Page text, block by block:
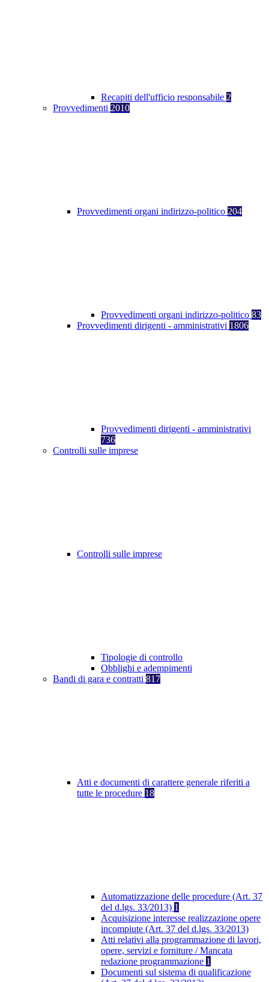
Recapiti dell'ufficio responsabile 2
Provvedimenti 2010
Provvedimenti organi indirizzo-politico 204
Provvedimenti organi indirizzo-politico 83
Provvedimenti dirigenti - amministrativi 1806
Provvedimenti dirigenti - amministrativi
736
Controlli sulle imprese
Controlli sulle imprese
Tipologie di controllo
Obblighi e adempimenti
Bandi di gara e contratti 817
Atti e documenti di carattere generale riferiti a
tutte le procedure 18
Automatizzazione delle procedure (Art. 37
del d.lgs. 33/2013) 1
Acquisizione interesse realizzazione opere
incompiute (Art. 37 del d.lgs. 33/2013)
Atti relativi alla programmazione di lavori,
opere, servizi e forniture / Mancata
redazione programmazione 1
Documenti sul sistema di qualificazione